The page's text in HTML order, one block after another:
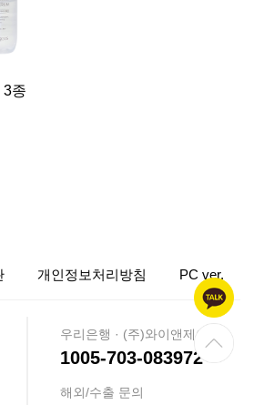
3종
개인정보처리방침 PC ver.
우리은행 · (주)와이앤제이
1005-703-083972
해외/수출 문의